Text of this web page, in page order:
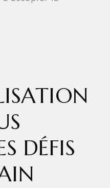
DÉFIS